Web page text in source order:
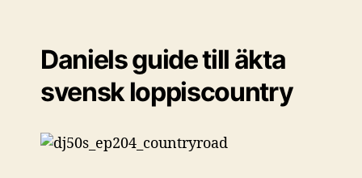
Daniels guide till äkta
svensk loppiscountry